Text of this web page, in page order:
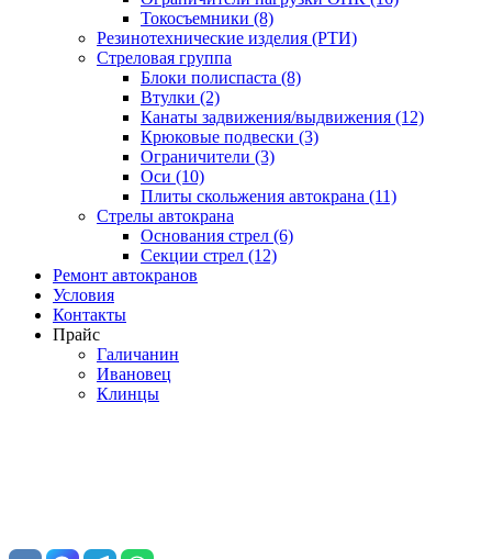
Токосъемники (8)
Резинотехнические изделия (РТИ)
Стреловая группа
Блоки полиспаста (8)
Втулки (2)
Канаты задвижения/выдвижения (12)
Крюковые подвески (3)
Ограничители (3)
Оси (10)
Плиты скольжения автокрана (11)
Стрелы автокрана
Основания стрел (6)
Секции стрел (12)
Ремонт автокранов
Условия
Контакты
Прайс
Галичанин
Ивановец
Клинцы